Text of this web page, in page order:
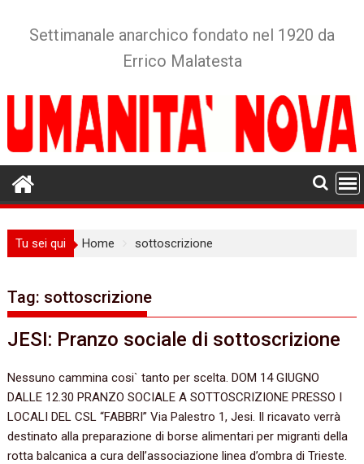
Settimanale anarchico fondato nel 1920 da
Errico Malatesta
Tu sei qui Home sottoscrizione
Tag: sottoscrizione
JESI: Pranzo sociale di sottoscrizione
Nessuno cammina cosi` tanto per scelta. DOM 14 GIUGNO
DALLE 12.30 PRANZO SOCIALE A SOTTOSCRIZIONE PRESSO I
LOCALI DEL CSL “FABBRI” Via Palestro 1, Jesi. Il ricavato verrà
destinato alla preparazione di borse alimentari per migranti della
rotta balcanica a cura dell’associazione linea d’ombra di Trieste.